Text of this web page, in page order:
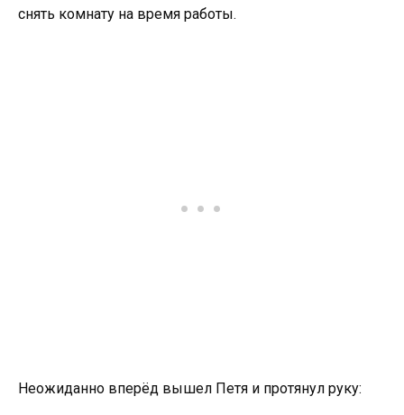
снять комнату на время работы.
Неожиданно вперёд вышел Петя и протянул руку: